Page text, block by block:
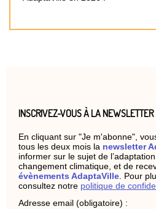
INSCRIVEZ-VOUS À LA NEWSLETTER
En cliquant sur "Je m'abonne",
tous les deux mois la newsletter
informer sur le sujet de
changement climatique, et de
évènements AdaptaVille. Pour
consultez notre politique de
Adresse email (obligatoire) :